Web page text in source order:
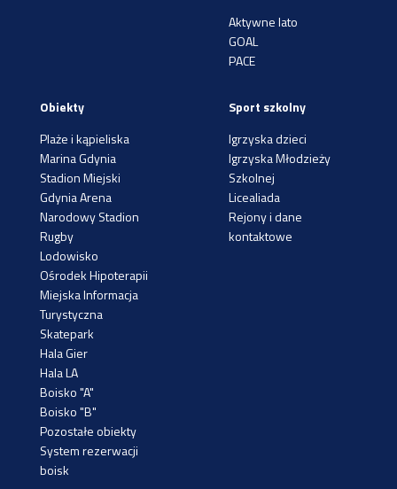
Aktywne lato
GOAL
PACE
Obiekty
Plaże i kąpieliska
Marina Gdynia
Stadion Miejski
Gdynia Arena
Narodowy Stadion
Rugby
Lodowisko
Ośrodek Hipoterapii
Miejska Informacja
Turystyczna
Skatepark
Hala Gier
Hala LA
Boisko "A"
Boisko "B"
Pozostałe obiekty
System rezerwacji
boisk
Sport szkolny
Igrzyska dzieci
Igrzyska Młodzieży
Szkolnej
Licealiada
Rejony i dane
kontaktowe